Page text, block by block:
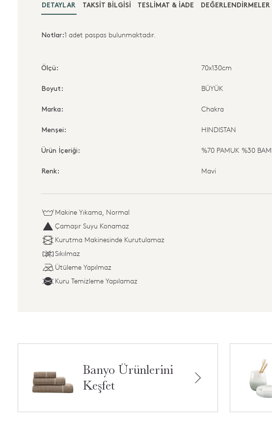
DETAYLAR TAKSIT BILGISI TESLIMAT & İADE
Notlar:1 adet paspas bulunmaktadır.
Ölçü: 70x130cm
Boyut: BÜYÜK
Marka: Chakra
Menşei: HINDISTAN
Ürün İçeriği: %70 PAMUK %30
Renk: Mavi
Makine Yıkama, Normal
Çamaşır Suyu Konamaz
Kurutma Makinesinde Kurutulamaz
Sıkılmaz
Ütüleme Yapılmaz
Kuru Temizleme Yapılamaz
Banyo Ürünlerini
Keşfet